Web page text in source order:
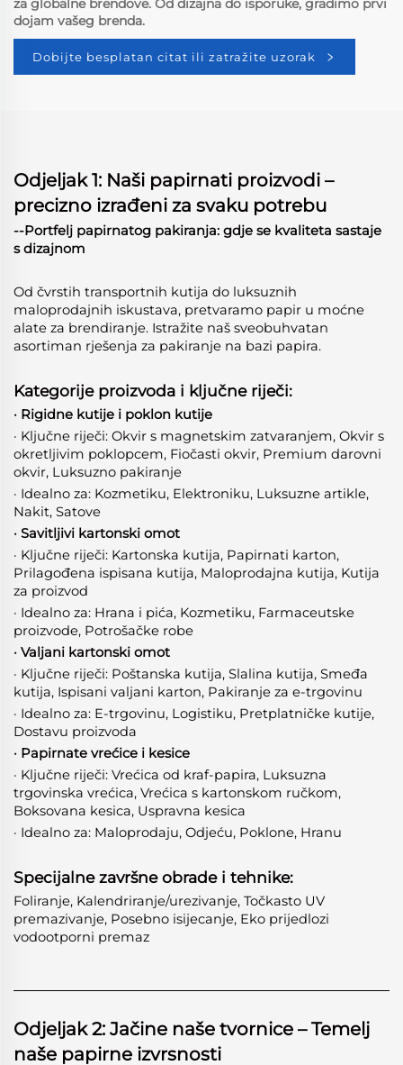
za globalne brendove. Od dizajna do isporuke, gradimo prvi
dojam vašeg brenda.
Dobijte besplatan citat ili zatražite uzorak
Odjeljak 1: Naši papirnati proizvodi –
precizno izrađeni za svaku potrebu
--Portfelj papirnatog pakiranja: gdje se kvaliteta sastaje
s dizajnom
Od čvrstih transportnih kutija do luksuznih
maloprodajnih iskustava, pretvaramo papir u moćne
alate za brendiranje. Istražite naš sveobuhvatan
asortiman rješenja za pakiranje na bazi papira.
Kategorije proizvoda i ključne riječi:
· Rigidne kutije i poklon kutije
· Ključne riječi: Okvir s magnetskim zatvaranjem, Okvir s
okretljivim poklopcem, Fiočasti okvir, Premium darovni
okvir, Luksuzno pakiranje
· Idealno za: Kozmetiku, Elektroniku, Luksuzne artikle,
Nakit, Satove
· Savitljivi kartonski omot
· Ključne riječi: Kartonska kutija, Papirnati karton,
Prilagođena ispisana kutija, Maloprodajna kutija, Kutija
za proizvod
· Idealno za: Hrana i pića, Kozmetiku, Farmaceutske
proizvode, Potrošačke robе
· Valjani kartonski omot
· Ključne riječi: Poštanska kutija, Slalina kutija, Smeđa
kutija, Ispisani valjani karton, Pakiranje za e-trgovinu
· Idealno za: E-trgovinu, Logistiku, Pretplatničke kutije,
Dostavu proizvoda
· Papirnate vrećice i kesice
· Ključne riječi: Vrećica od kraf-papira, Luksuzna
trgovinska vrećica, Vrećica s kartonskom ručkom,
Boksovana kesica, Uspravna kesica
· Idealno za: Maloprodaju, Odjeću, Poklone, Hranu
Specijalne završne obrade i tehnike:
Foliranje, Kalendriranje/urezivanje, Točkasto UV
premazivanje, Posebno isijecanje, Eko prijedlozi
vodootporni premaz
Odjeljak 2: Jačine naše tvornice – Temelj
naše papirne izvrsnosti